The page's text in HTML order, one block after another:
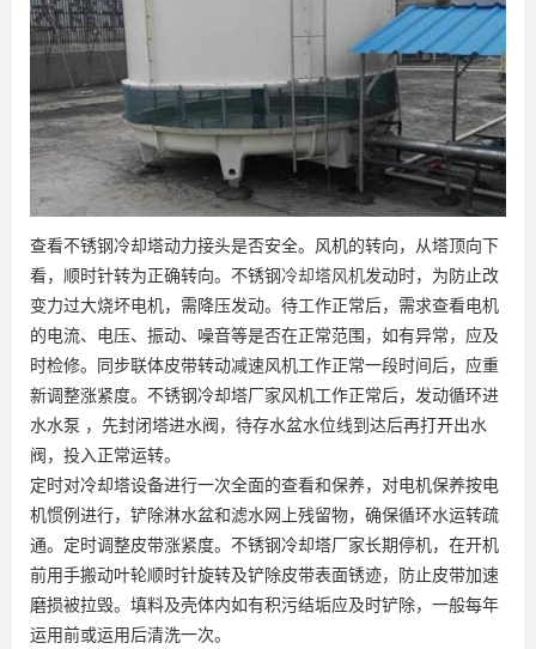
查看不锈钢冷却塔动力接头是否安全。风机的转向，从塔顶向下
看，顺时针转为正确转向。不锈钢冷却塔风机发动时，为防止改
变力过大烧坏电机，需降压发动。待工作正常后，需求查看电机
的电流、电压、振动、噪音等是否在正常范围，如有异常，应及
时检修。同步联体皮带转动减速风机工作正常一段时间后，应重
新调整涨紧度。不锈钢冷却塔厂家风机工作正常后，发动循环进
水水泵 ，先封闭塔进水阀，待存水盆水位线到达后再打开出水
阀，投入正常运转。
定时对冷却塔设备进行一次全面的查看和保养，对电机保养按电
机惯例进行，铲除淋水盆和滤水网上残留物，确保循环水运转疏
通。定时调整皮带涨紧度。不锈钢冷却塔厂家长期停机，在开机
前用手搬动叶轮顺时针旋转及铲除皮带表面锈迹，防止皮带加速
磨损被拉毁。填料及壳体内如有积污结垢应及时铲除，一般每年
运用前或运用后清洗一次。